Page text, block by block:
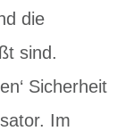
die
sind.
Sicherheit
Im